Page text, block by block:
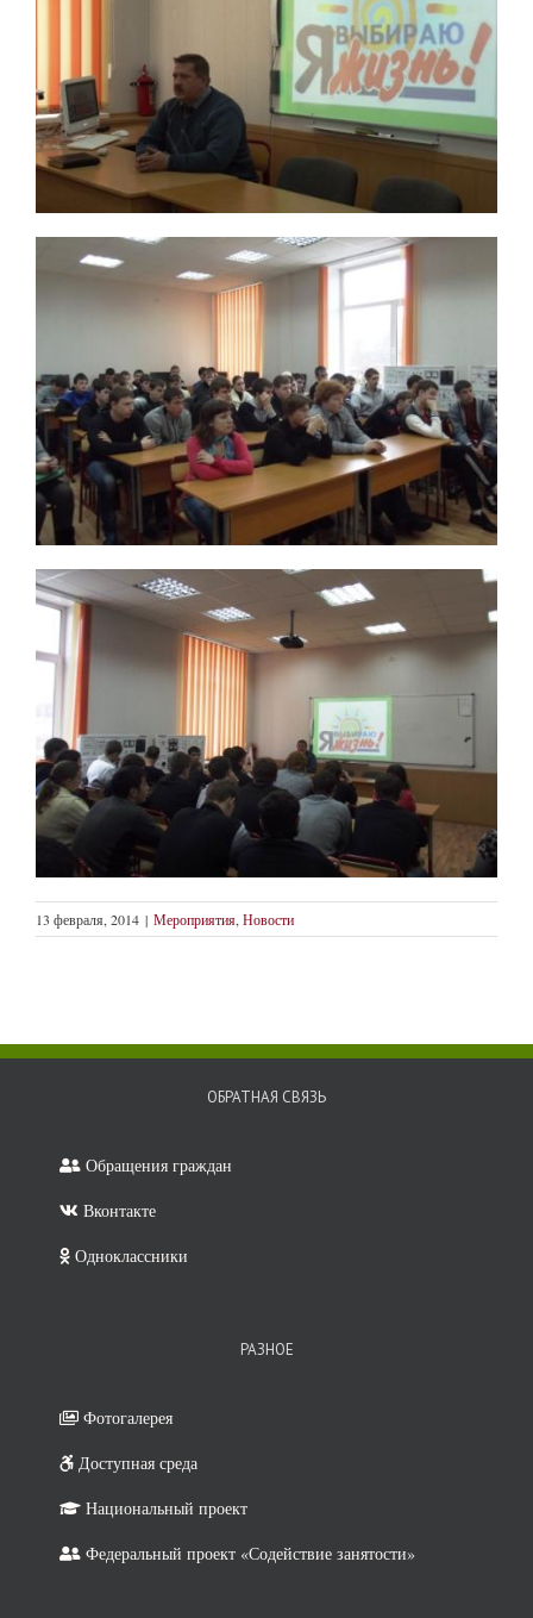
13 февраля, 2014 | Мероприятия, Новости
ОБРАТНАЯ СВЯЗЬ
Обращения граждан
Вконтакте
Одноклассники
РАЗНОЕ
Фотогалерея
Доступная среда
Национальный проект
Федеральный проект «Содействие занятости»